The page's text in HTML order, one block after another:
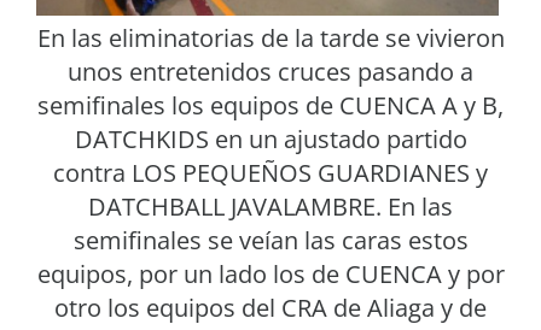
En las eliminatorias de la tarde se vivieron
unos entretenidos cruces pasando a
semifinales los equipos de CUENCA A y B,
DATCHKIDS en un ajustado partido
contra LOS PEQUEÑOS GUARDIANES y
DATCHBALL JAVALAMBRE. En las
semifinales se veían las caras estos
equipos, por un lado los de CUENCA y por
otro los equipos del CRA de Aliaga y de